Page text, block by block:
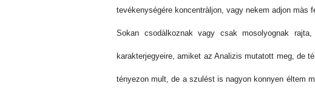
tevékenységére koncentràljon, vagy nekem adjon màs
Sokan csodàlkoznak vagy csak mosolyognak
karakterjegyeire, amiket az Analizis mutatott meg, de
tényezon mult, de a szulést is nagyon konnyen éltem